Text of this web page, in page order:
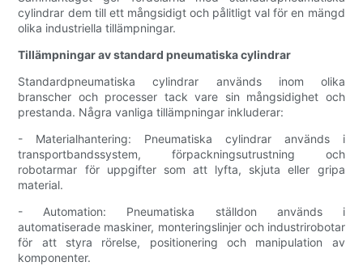
cylindrar dem till ett mångsidigt och pålitligt val för en mängd
olika industriella tillämpningar.
Tillämpningar av standard pneumatiska cylindrar
Standardpneumatiska cylindrar används inom olika
branscher och processer tack vare sin mångsidighet och
prestanda. Några vanliga tillämpningar inkluderar:
- Materialhantering: Pneumatiska cylindrar används i
transportbandssystem, förpackningsutrustning och
robotarmar för uppgifter som att lyfta, skjuta eller gripa
material.
- Automation: Pneumatiska ställdon används i
automatiserade maskiner, monteringslinjer och industrirobotar
för att styra rörelse, positionering och manipulation av
komponenter.